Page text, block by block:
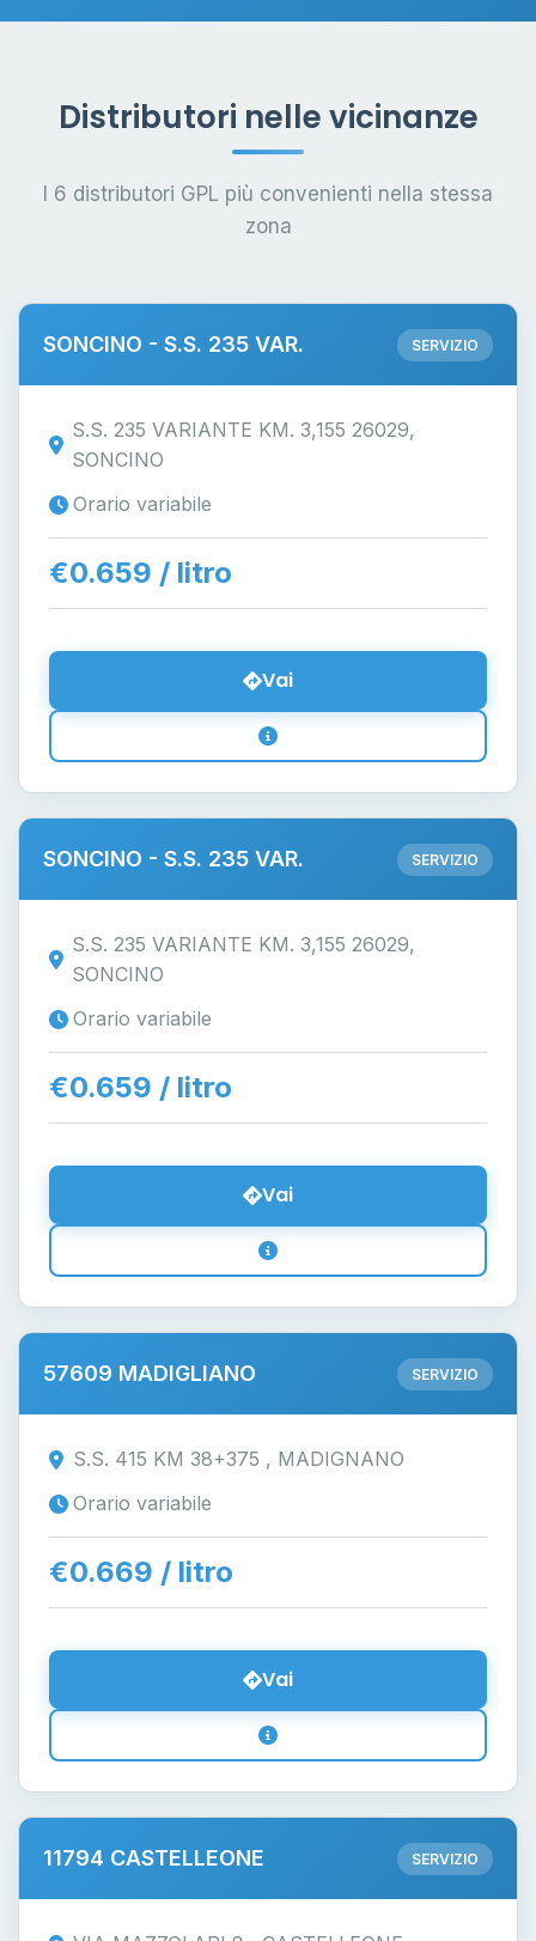
Distributori nelle vicinanze
I 6 distributori GPL più convenienti nella stessa
zona
SONCINO - S.S. 235 VAR. SERVIZIO
S.S. 235 VARIANTE KM. 3,155 26029,
SONCINO
Orario variabile
€0.659 / litro
Vai
SONCINO - S.S. 235 VAR. SERVIZIO
S.S. 235 VARIANTE KM. 3,155 26029,
SONCINO
Orario variabile
€0.659 / litro
Vai
57609 MADIGLIANO SERVIZIO
S.S. 415 KM 38+375 , MADIGNANO
Orario variabile
€0.669 / litro
Vai
11794 CASTELLEONE SERVIZIO